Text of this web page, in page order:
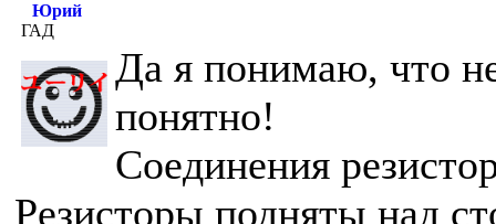
Юрий
ГАД
Да я понимаю, что
понятно!
Соединения
Резисторы подняты над